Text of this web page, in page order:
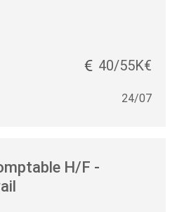
40/55K€
24/07
H/F -